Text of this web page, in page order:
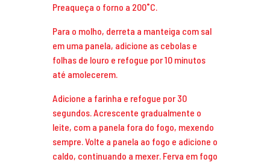
Preaqueça o forno a 200˚C.
Para o molho, derreta a manteiga com sal
em uma panela, adicione as cebolas e
folhas de louro e refogue por 10 minutos
até amolecerem.
Adicione a farinha e refogue por 30
segundos. Acrescente gradualmente o
leite, com a panela fora do fogo, mexendo
sempre. Volte a panela ao fogo e adicione o
caldo, continuando a mexer. Ferva em fogo